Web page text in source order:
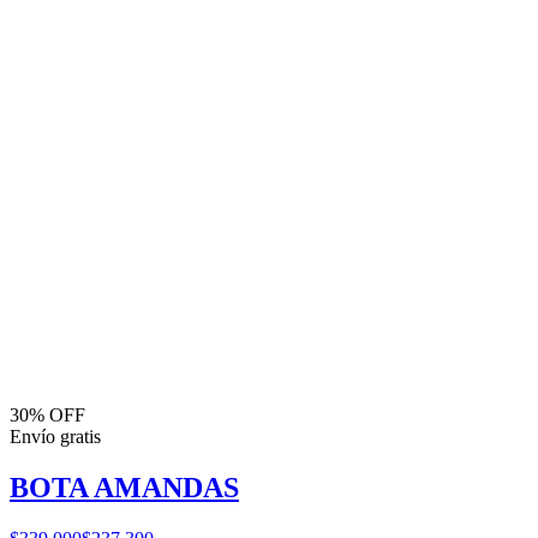
30% OFF
Envío gratis
BOTA AMANDAS